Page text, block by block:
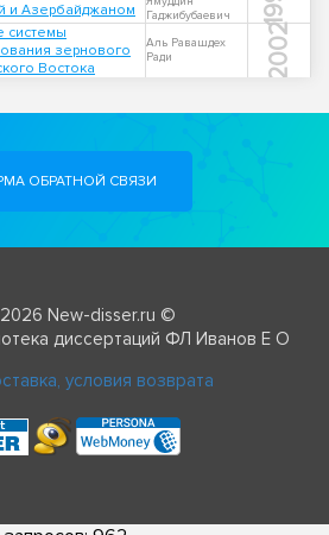
и Азербайджаном
Гаджибубаевич
системы
зернового
Востока
Аль Равашдех
Ради
2002
ОБРАТНОЙ СВЯЗИ
New-disser.ru ©
диссертаций ФЛ Иванов Е О
условия возврата